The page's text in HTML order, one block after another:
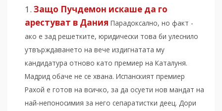
Защо Пучдемон искаше да го
арестуват в Дания Парадоксално, но факт -
ако е зад решетките, юридически това би улеснило
утвърждаването на вече издигнатата му
кандидатура отново като премиер на Каталуня.
Мадрид обаче не се хвана. Испанският премиер
Рахой е готов на всичко, за да осуети нов мандат на
най-непоносимия за него сепаратистки деец. Дори